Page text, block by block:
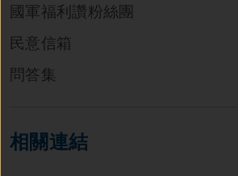
國軍福利讚粉絲團
民意信箱
問答集
相關連結